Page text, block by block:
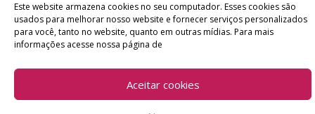
Este website armazena cookies no seu computador. Esses cookies são
usados ​​para melhorar nosso website e fornecer serviços personalizados
para você, tanto no website, quanto em outras mídias. Para mais
informações acesse nossa página de
Aceitar cookies
Facebook
TwitterInstagram
Youtube
Copyright 2026 Acesso Cultural - Arte, Cultura Pop e Entretenimento